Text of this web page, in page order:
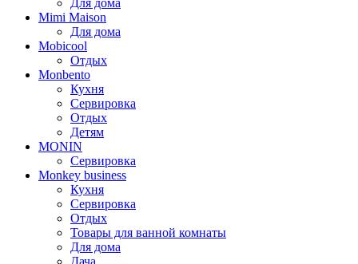
Для дома
Mimi Maison
Для дома
Mobicool
Отдых
Monbento
Кухня
Сервировка
Отдых
Детям
MONIN
Сервировка
Monkey business
Кухня
Сервировка
Отдых
Товары для ванной комнаты
Для дома